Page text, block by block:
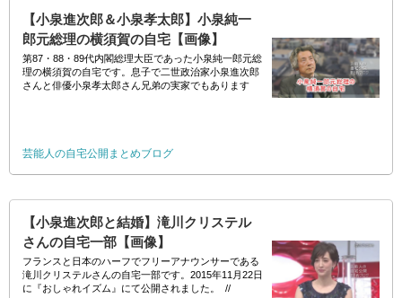
【小泉進次郎＆小泉孝太郎】小泉純一
郎元総理の横須賀の自宅【画像】
第87・88・89代内閣総理大臣であった小泉純一郎元総
理の横須賀の自宅です。息子で二世政治家小泉進次郎
さんと俳優小泉孝太郎さん兄弟の実家でもあります
芸能人の自宅公開まとめブログ
【小泉進次郎と結婚】滝川クリステル
さんの自宅一部【画像】
フランスと日本のハーフでフリーアナウンサーである
滝川クリステルさんの自宅一部です。2015年11月22日
に『おしゃれイズム』にて公開されました。 //